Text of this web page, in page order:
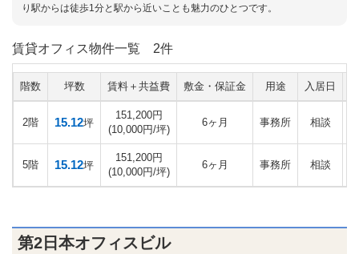
り駅からは徒歩1分と駅から近いことも魅力のひとつです。
賃貸オフィス物件一覧 2件
階数 坪数 賃料＋共益費 敷金・保証金 用途 入居日
2階 15.12坪
151,200円
(10,000円/坪)
6ヶ月 事務所 相談
5階 15.12坪
151,200円
(10,000円/坪)
6ヶ月 事務所 相談
第2日本オフィスビル